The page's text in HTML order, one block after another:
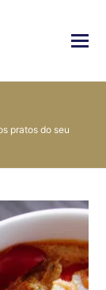
pratos do seu